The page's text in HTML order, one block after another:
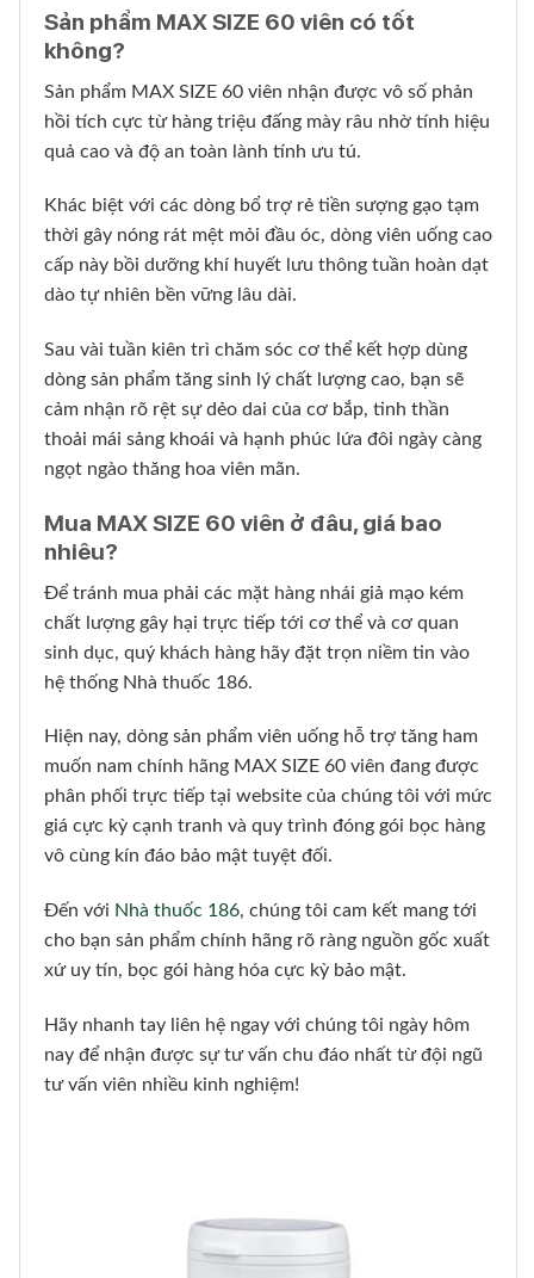
Sản phẩm MAX SIZE 60 viên có tốt
không?
Sản phẩm MAX SIZE 60 viên nhận được vô số phản
hồi tích cực từ hàng triệu đấng mày râu nhờ tính hiệu
quả cao và độ an toàn lành tính ưu tú.
Khác biệt với các dòng bổ trợ rẻ tiền sượng gạo tạm
thời gây nóng rát mệt mỏi đầu óc, dòng viên uống cao
cấp này bồi dưỡng khí huyết lưu thông tuần hoàn dạt
dào tự nhiên bền vững lâu dài.
Sau vài tuần kiên trì chăm sóc cơ thể kết hợp dùng
dòng sản phẩm tăng sinh lý chất lượng cao, bạn sẽ
cảm nhận rõ rệt sự dẻo dai của cơ bắp, tinh thần
thoải mái sảng khoái và hạnh phúc lứa đôi ngày càng
ngọt ngào thăng hoa viên mãn.
Mua MAX SIZE 60 viên ở đâu, giá bao
nhiêu?
Để tránh mua phải các mặt hàng nhái giả mạo kém
chất lượng gây hại trực tiếp tới cơ thể và cơ quan
sinh dục, quý khách hàng hãy đặt trọn niềm tin vào
hệ thống Nhà thuốc 186.
Hiện nay, dòng sản phẩm viên uống hỗ trợ tăng ham
muốn nam chính hãng MAX SIZE 60 viên đang được
phân phối trực tiếp tại website của chúng tôi với mức
giá cực kỳ cạnh tranh và quy trình đóng gói bọc hàng
vô cùng kín đáo bảo mật tuyệt đối.
Đến với Nhà thuốc 186, chúng tôi cam kết mang tới
cho bạn sản phẩm chính hãng rõ ràng nguồn gốc xuất
xứ uy tín, bọc gói hàng hóa cực kỳ bảo mật.
Hãy nhanh tay liên hệ ngay với chúng tôi ngày hôm
nay để nhận được sự tư vấn chu đáo nhất từ đội ngũ
tư vấn viên nhiều kinh nghiệm!